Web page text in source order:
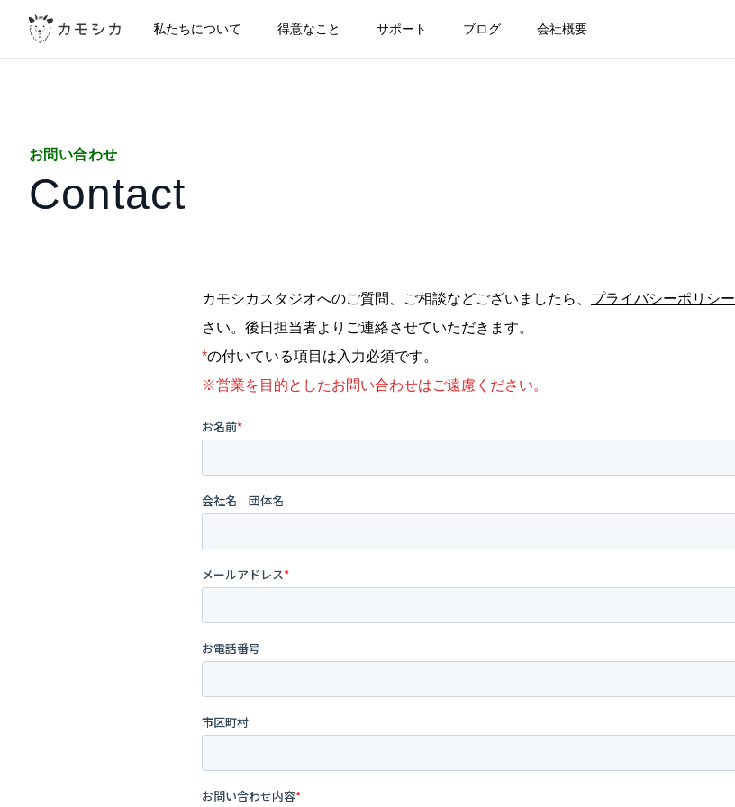
私たちについて 得意なこと サポート ブログ 会社概要
お問い合わせ
Contact
カモシカスタジオへのご質問、ご相談などございましたら、 プライバシーポリシー
さい。後日担当者よりご連絡させていただきます。
*の付いている項目は入力必須です。
※営業を目的としたお問い合わせはご遠慮ください。